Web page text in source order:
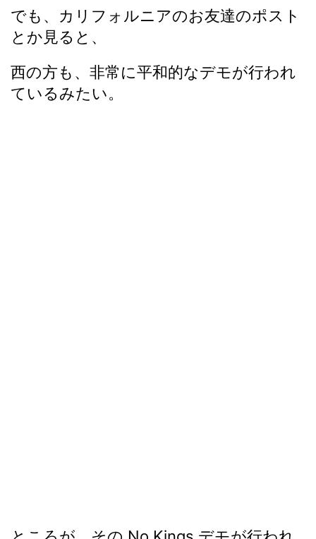
でも、カリフォルニアのお友達のポスト
とか見ると、
西の方も、非常に平和的なデモが行われ
ているみたい。